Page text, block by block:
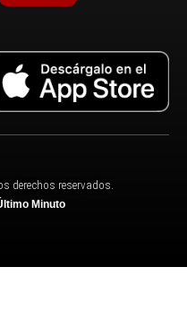
derechos reservados.
Minuto